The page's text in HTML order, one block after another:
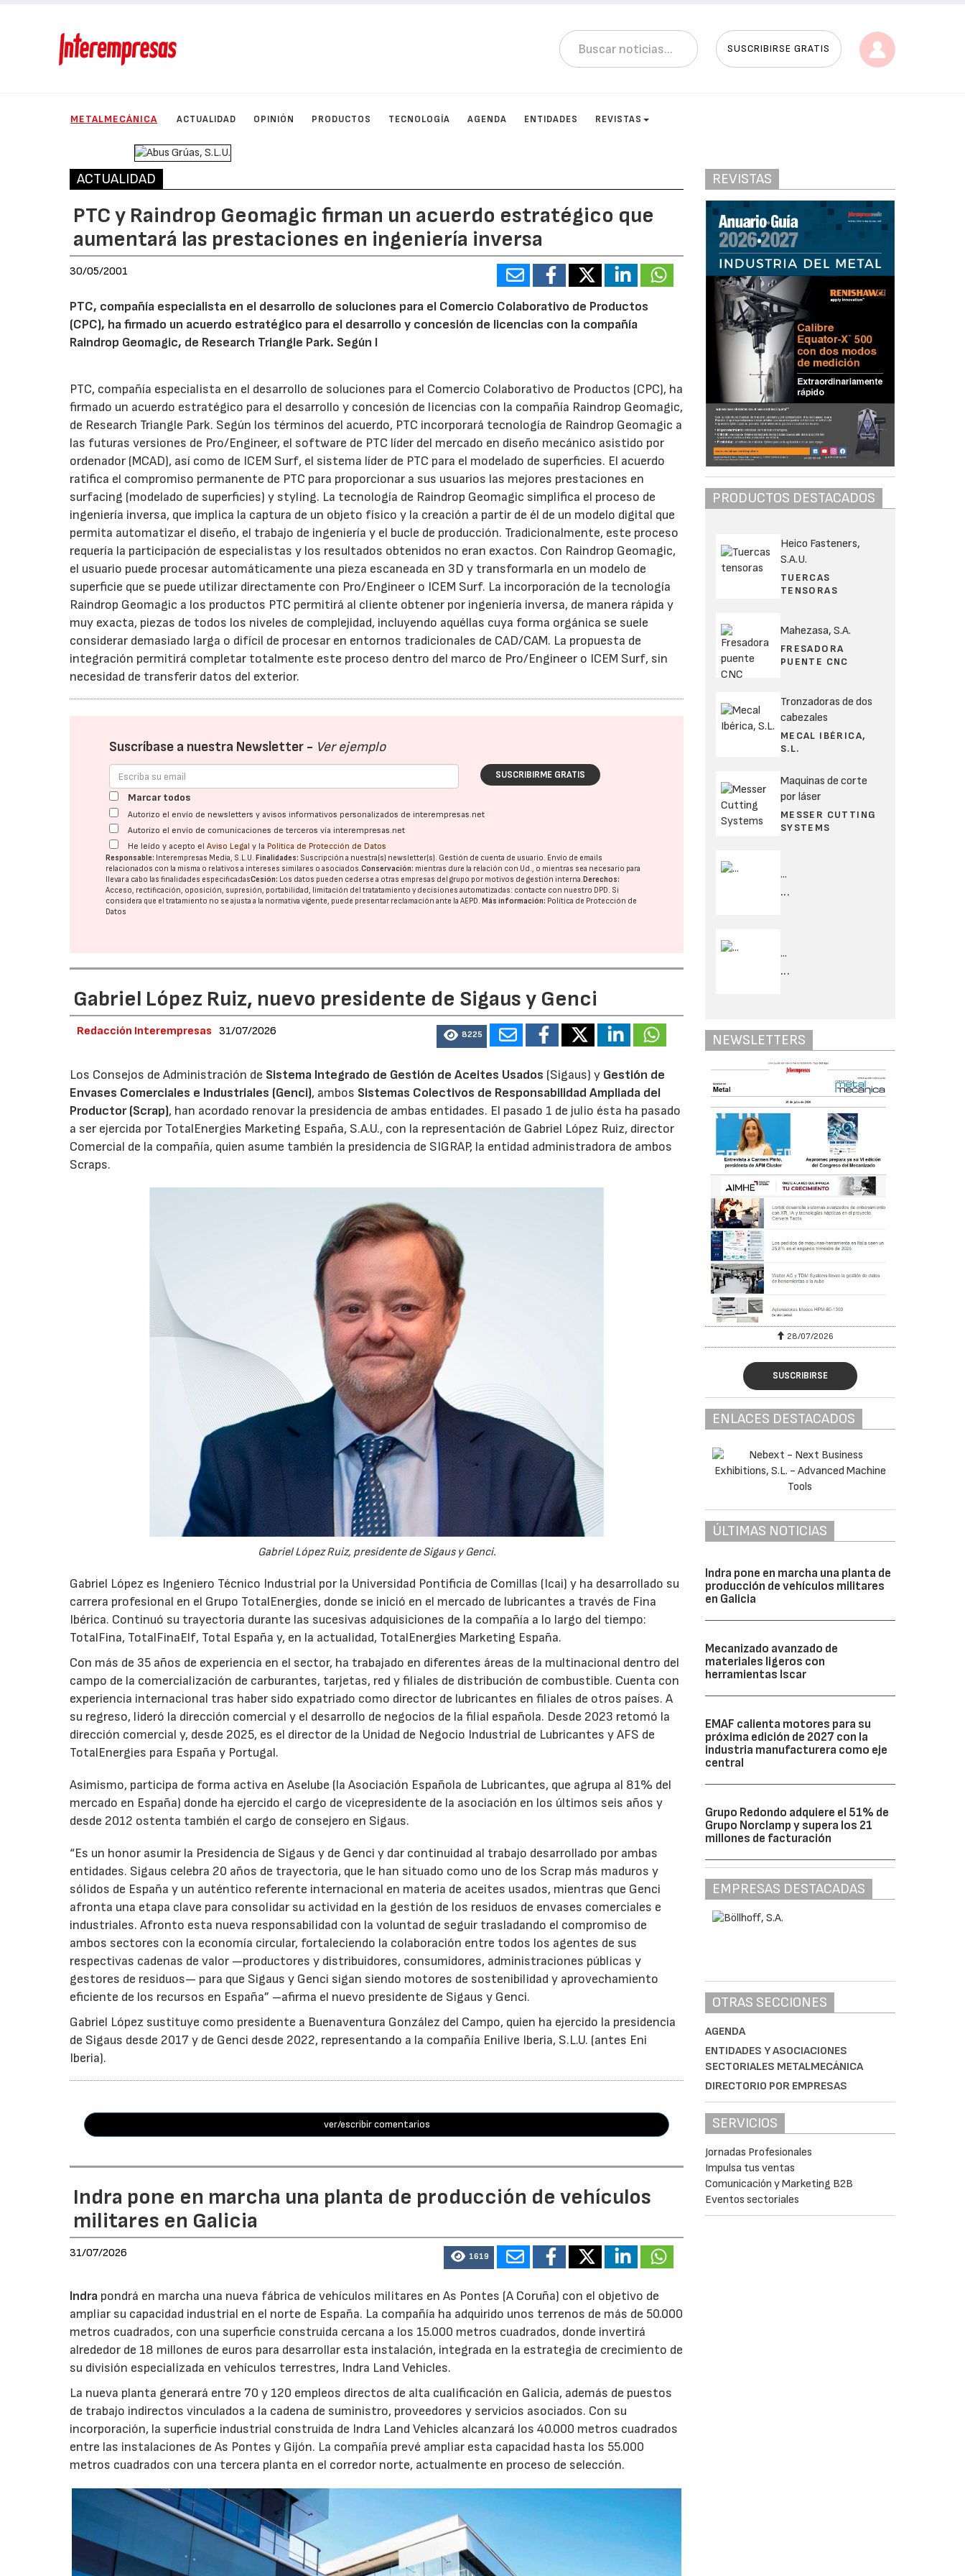
SUSCRIBIRSE GRATIS
METALMECÁNICA ACTUALIDAD OPINIÓN PRODUCTOS TECNOLOGÍA AGENDA ENTIDADES REVISTAS
ACTUALIDAD
PTC y Raindrop Geomagic firman un acuerdo estratégico que
aumentará las prestaciones en ingeniería inversa
30/05/2001
PTC, compañía especialista en el desarrollo de soluciones para el Comercio Colaborativo de Productos
(CPC), ha firmado un acuerdo estratégico para el desarrollo y concesión de licencias con la compañía
Raindrop Geomagic, de Research Triangle Park. Según l
PTC, compañía especialista en el desarrollo de soluciones para el Comercio Colaborativo de Productos (CPC), ha
firmado un acuerdo estratégico para el desarrollo y concesión de licencias con la compañía Raindrop Geomagic,
de Research Triangle Park. Según los términos del acuerdo, PTC incorporará tecnología de Raindrop Geomagic a
las futuras versiones de Pro/Engineer, el software de PTC líder del mercado en diseño mecánico asistido por
ordenador (MCAD), así como de ICEM Surf, el sistema líder de PTC para el modelado de superficies. El acuerdo
ratifica el compromiso permanente de PTC para proporcionar a sus usuarios las mejores prestaciones en
surfacing (modelado de superficies) y styling. La tecnología de Raindrop Geomagic simplifica el proceso de
ingeniería inversa, que implica la captura de un objeto físico y la creación a partir de él de un modelo digital que
permita automatizar el diseño, el trabajo de ingeniería y el bucle de producción. Tradicionalmente, este proceso
requería la participación de especialistas y los resultados obtenidos no eran exactos. Con Raindrop Geomagic,
el usuario puede procesar automáticamente una pieza escaneada en 3D y transformarla en un modelo de
superficie que se puede utilizar directamente con Pro/Engineer o ICEM Surf. La incorporación de la tecnología
Raindrop Geomagic a los productos PTC permitirá al cliente obtener por ingeniería inversa, de manera rápida y
muy exacta, piezas de todos los niveles de complejidad, incluyendo aquéllas cuya forma orgánica se suele
considerar demasiado larga o difícil de procesar en entornos tradicionales de CAD/CAM. La propuesta de
integración permitirá completar totalmente este proceso dentro del marco de Pro/Engineer o ICEM Surf, sin
necesidad de transferir datos del exterior.
Suscríbase a nuestra Newsletter - Ver ejemplo
SUSCRIBIRME GRATIS
Marcar todos
Autorizo el envío de newsletters y avisos informativos personalizados de interempresas.net
Autorizo el envío de comunicaciones de terceros vía interempresas.net
He leído y acepto elAviso Legal y la Política de Protección de Datos
Responsable: Interempresas Media, S.L.U. Finalidades: Suscripción a nuestra(s) newsletter(s). Gestión de cuenta de usuario. Envío de emails
relacionados con la misma o relativos a intereses similares o asociados.Conservación: mientras dure la relación con Ud., o mientras sea necesario para
llevar a cabo las finalidades especificadasCesión: Los datos pueden cederse a otras empresas del grupo por motivos de gestión interna. Derechos:
Acceso, rectificación, oposición, supresión, portabilidad, limitación del tratatamiento y decisiones automatizadas: contacte con nuestro DPD. Si
considera que el tratamiento no se ajusta a la normativa vigente, puede presentar reclamación ante laAEPD. Más información: Política de Protección de
Datos
Gabriel López Ruiz, nuevo presidente de Sigaus y Genci
Redacción Interempresas 31/07/2026 8225
Los Consejos de Administración de Sistema Integrado de Gestión de Aceites Usados (Sigaus) y Gestión de
Envases Comerciales e Industriales (Genci), ambos Sistemas Colectivos de Responsabilidad Ampliada del
Productor (Scrap), han acordado renovar la presidencia de ambas entidades. El pasado 1 de julio ésta ha pasado
a ser ejercida por TotalEnergies Marketing España, S.A.U., con la representación de Gabriel López Ruiz, director
Comercial de la compañía, quien asume también la presidencia de SIGRAP, la entidad administradora de ambos
Scraps.
Gabriel López Ruiz, presidente de Sigaus y Genci.
Gabriel López es Ingeniero Técnico Industrial por la Universidad Pontificia de Comillas (Icai) y ha desarrollado su
carrera profesional en el Grupo TotalEnergies, donde se inició en el mercado de lubricantes a través de Fina
Ibérica. Continuó su trayectoria durante las sucesivas adquisiciones de la compañía a lo largo del tiempo:
TotalFina, TotalFinaElf, Total España y, en la actualidad, TotalEnergies Marketing España.
Con más de 35 años de experiencia en el sector, ha trabajado en diferentes áreas de la multinacional dentro del
campo de la comercialización de carburantes, tarjetas, red y filiales de distribución de combustible. Cuenta con
experiencia internacional tras haber sido expatriado como director de lubricantes en filiales de otros países. A
su regreso, lideró la dirección comercial y el desarrollo de negocios de la filial española. Desde 2023 retomó la
dirección comercial y, desde 2025, es el director de la Unidad de Negocio Industrial de Lubricantes y AFS de
TotalEnergies para España y Portugal.
Asimismo, participa de forma activa en Aselube (la Asociación Española de Lubricantes, que agrupa al 81% del
mercado en España) donde ha ejercido el cargo de vicepresidente de la asociación en los últimos seis años y
desde 2012 ostenta también el cargo de consejero en Sigaus.
“Es un honor asumir la Presidencia de Sigaus y de Genci y dar continuidad al trabajo desarrollado por ambas
entidades. Sigaus celebra 20 años de trayectoria, que le han situado como uno de los Scrap más maduros y
sólidos de España y un auténtico referente internacional en materia de aceites usados, mientras que Genci
afronta una etapa clave para consolidar su actividad en la gestión de los residuos de envases comerciales e
industriales. Afronto esta nueva responsabilidad con la voluntad de seguir trasladando el compromiso de
ambos sectores con la economía circular, fortaleciendo la colaboración entre todos los agentes de sus
respectivas cadenas de valor —productores y distribuidores, consumidores, administraciones públicas y
gestores de residuos— para que Sigaus y Genci sigan siendo motores de sostenibilidad y aprovechamiento
eficiente de los recursos en España” –afirma el nuevo presidente de Sigaus y Genci.
Gabriel López sustituye como presidente a Buenaventura González del Campo, quien ha ejercido la presidencia
de Sigaus desde 2017 y de Genci desde 2022, representando a la compañía Enilive Iberia, S.L.U. (antes Eni
Iberia).
ver/escribir comentarios
Indra pone en marcha una planta de producción de vehículos
militares en Galicia
31/07/2026 1619
Indra pondrá en marcha una nueva fábrica de vehículos militares en As Pontes (A Coruña) con el objetivo de
ampliar su capacidad industrial en el norte de España. La compañía ha adquirido unos terrenos de más de 50.000
metros cuadrados, con una superficie construida cercana a los 15.000 metros cuadrados, donde invertirá
alrededor de 18 millones de euros para desarrollar esta instalación, integrada en la estrategia de crecimiento de
su división especializada en vehículos terrestres, Indra Land Vehicles.
La nueva planta generará entre 70 y 120 empleos directos de alta cualificación en Galicia, además de puestos
de trabajo indirectos vinculados a la cadena de suministro, proveedores y servicios asociados. Con su
incorporación, la superficie industrial construida de Indra Land Vehicles alcanzará los 40.000 metros cuadrados
entre las instalaciones de As Pontes y Gijón. La compañía prevé ampliar esta capacidad hasta los 55.000
metros cuadrados con una tercera planta en el corredor norte, actualmente en proceso de selección.
REVISTAS
PRODUCTOS DESTACADOS
Heico Fasteners,
S.A.U.
TUERCAS
TENSORAS
Mahezasa, S.A.
FRESADORA
PUENTE CNC
Tronzadoras de dos
cabezales
MECAL IBÉRICA,
S.L.
Maquinas de corte
por láser
MESSER CUTTING
SYSTEMS
...
...
...
...
NEWSLETTERS
28/07/2026 28/07/2026
SUSCRIBIRSE
ENLACES DESTACADOS
ÚLTIMAS NOTICIAS
Indra pone en marcha una planta de
producción de vehículos militares
en Galicia
Mecanizado avanzado de
materiales ligeros con
herramientas Iscar
EMAF calienta motores para su
próxima edición de 2027 con la
industria manufacturera como eje
central
Grupo Redondo adquiere el 51% de
Grupo Norclamp y supera los 21
millones de facturación
EMPRESAS DESTACADAS
OTRAS SECCIONES
AGENDA
ENTIDADES Y ASOCIACIONES
SECTORIALES METALMECÁNICA
DIRECTORIO POR EMPRESAS
SERVICIOS
Jornadas Profesionales
Impulsa tus ventas
Comunicación y Marketing B2B
Eventos sectoriales